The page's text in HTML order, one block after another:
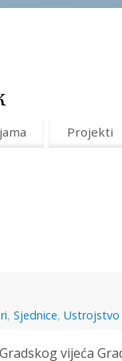
Projekti
, Sjednice, Ustrojstvo
vijeća